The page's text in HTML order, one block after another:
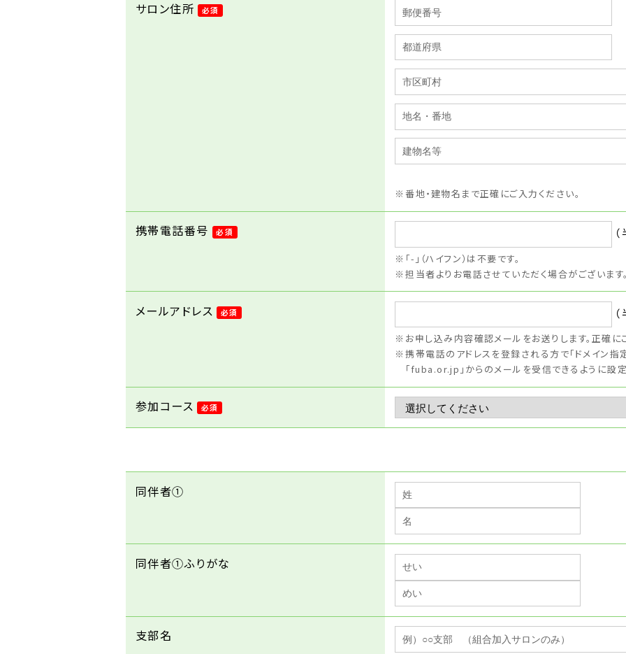
サロン住所 必須
番地・建物名まで正確にご入力ください。
携帯電話番号 必須
「-」（ハイフン）は不要です。
担当者よりお電話させていただく場合がございます。
メールアドレス 必須
お申し込み内容確認メールをお送りします。正確に
携帯電話のアドレスを登録される方で「ドメイン指
「fuba.or.jp」からのメールを受信できるように設定
参加コース 必須
同伴者①
同伴者①ふりがな
支部名